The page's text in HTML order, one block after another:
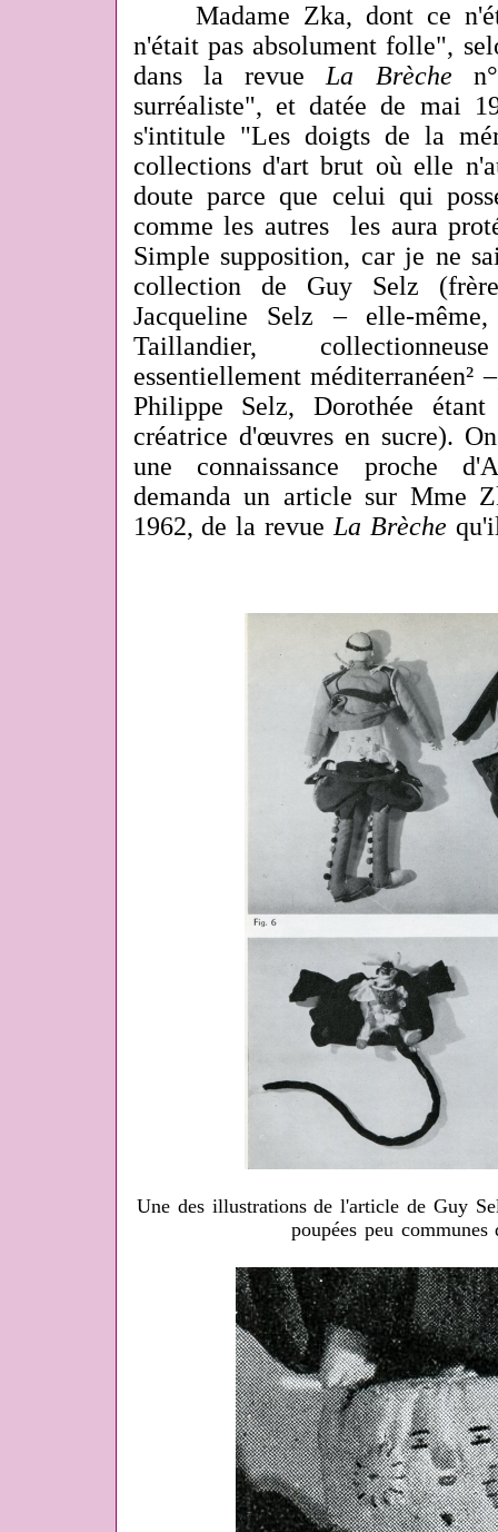
Madame Zka, dont ce
n'était pas absolument folle",
dans la revueLa Brèche
surréaliste", et datée de mai
s'intitule "Les doigts de la
collections d'art brut où elle
doute parce que celui qui
comme les autres les aura
Simple supposition, car je ne
collection de Guy Selz
Jacqueline Selz – elle-
Taillandier,
essentiellement méditerranéen²
Philippe Selz, Dorothée
créatrice d'œuvres en sucre).
une connaissance proche
demanda un article sur Mme
1962,de la revueLa Brèche
Une des illustrations de l'article de Guy
poupées peu